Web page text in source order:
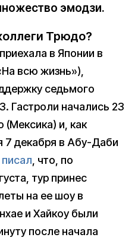
эмодзи.
Трюдо?
в Японии в
всю жизнь»),
седьмого
Гастроли начались 23
(Мексика) и, как
7 декабря в Абу-Даби
писал , что, по
тур принес
на ее шоу в
и Хайкоу были
после начала